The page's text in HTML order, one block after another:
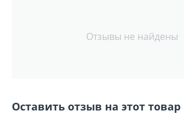
Отзывы не найдены
Оставить отзыв на этот товар